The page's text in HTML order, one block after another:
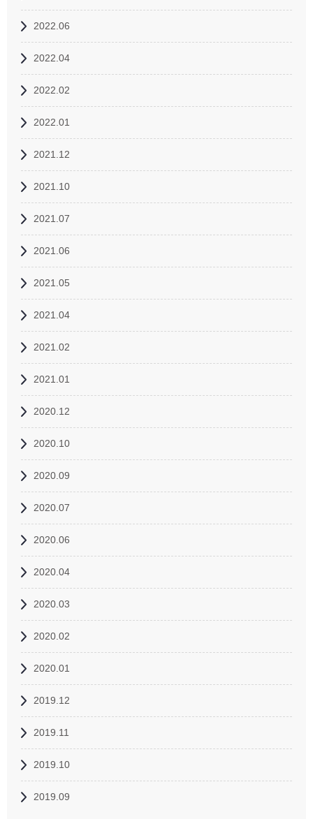
2022.06
2022.04
2022.02
2022.01
2021.12
2021.10
2021.07
2021.06
2021.05
2021.04
2021.02
2021.01
2020.12
2020.10
2020.09
2020.07
2020.06
2020.04
2020.03
2020.02
2020.01
2019.12
2019.11
2019.10
2019.09